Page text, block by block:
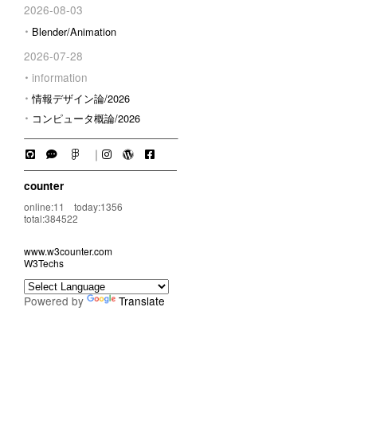
2026-08-03
Blender/Animation
2026-07-28
information
情報デザイン論/2026
コンピュータ概論/2026
｜
counter
online:11 today:1356
total:384522
www.w3counter.com
W3Techs
Powered by Translate